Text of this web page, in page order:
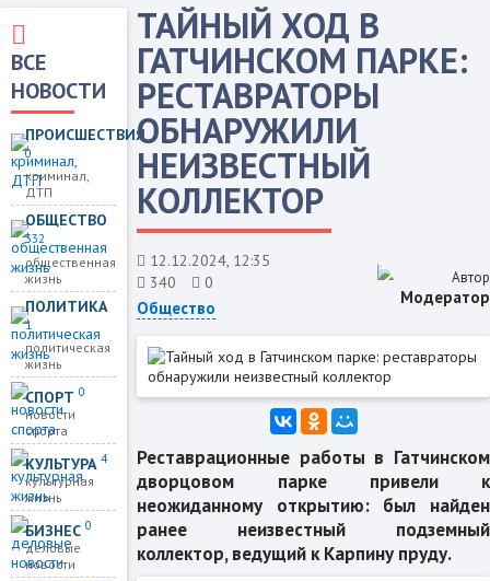
ВСЕ
НОВОСТИ
ПРОИСШЕСТВИЯ
0
криминал,
ДТП
ОБЩЕСТВО
332
общественная
жизнь
ПОЛИТИКА
1
политическая
жизнь
СПОРТ0
новости
спорта
КУЛЬТУРА4
культурная
жизнь
БИЗНЕС0
деловые
новости
ТАЙНЫЙ ХОД В
ГАТЧИНСКОМ ПАРКЕ:
РЕСТАВРАТОРЫ
ОБНАРУЖИЛИ
НЕИЗВЕСТНЫЙ
КОЛЛЕКТОР
12.12.2024, 12:35
340
0
Общество
Автор
Модератор
Реставрационные работы в Гатчинском
дворцовом парке привели к
неожиданному открытию: был найден
ранее неизвестный подземный
коллектор, ведущий к Карпину пруду.